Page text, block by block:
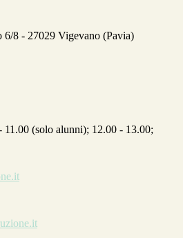
8 - 27029 Vigevano (Pavia)
11.00 (solo alunni); 12.00 - 13.00;